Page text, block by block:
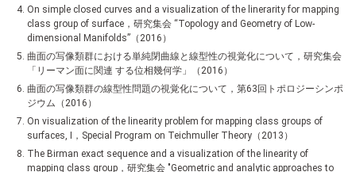
On simple closed curves and a visualization of the linerarity for mapping
class group of surface，研究集会 “Topology and Geometry of Low-
dimensional Manifolds”（2016）
曲面の写像類群における単純閉曲線と線型性の視覚化について，研究集会
「リーマン面に関連 する位相幾何学」（2016）
曲面の写像類群の線型性問題の視覚化について，第63回トポロジーシンポ
ジウム（2016）
On visualization of the linearity problem for mapping class groups of
surfaces, I，Special Program on Teichmuller Theory（2013）
The Birman exact sequence and a visualization of the linearity of
mapping class group，研究集会 "Geometric and analytic approaches to